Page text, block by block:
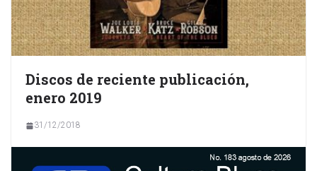
Discos de reciente publicación,
enero 2019
31/12/2018